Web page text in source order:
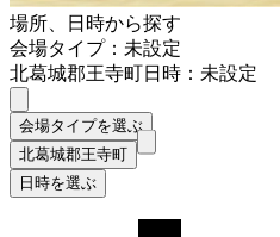
場所、日時から探す
会場タイプ：未設定
北葛城郡王寺町日時：未設定
会場タイプを選ぶ
北葛城郡王寺町
日時を選ぶ